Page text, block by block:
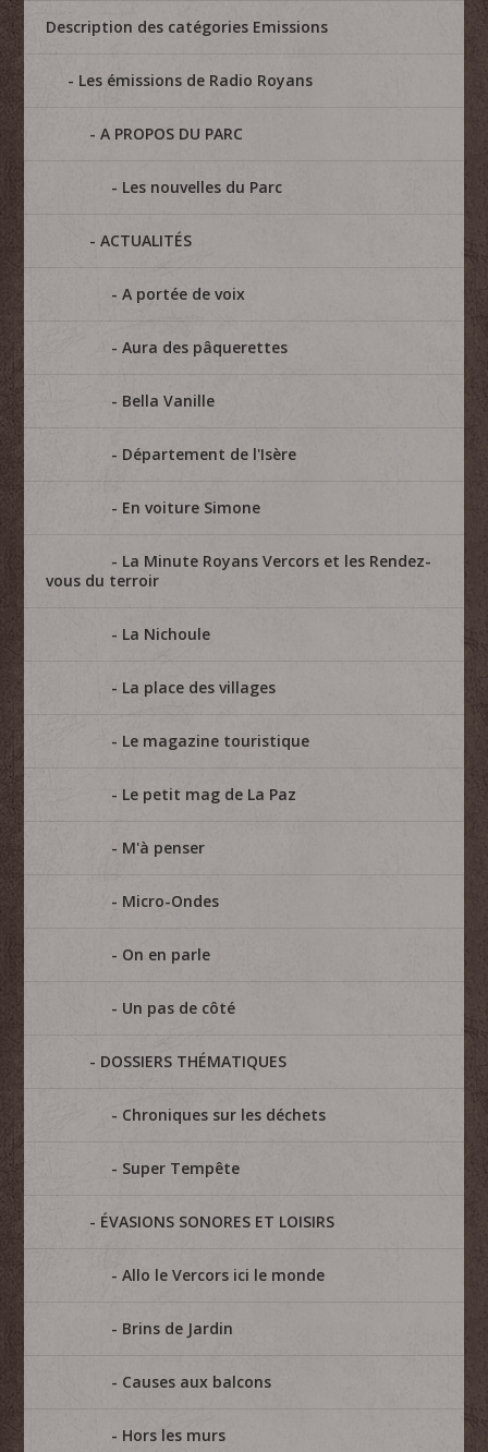
Description des catégories Emissions
Les émissions de Radio Royans
A PROPOS DU PARC
Les nouvelles du Parc
ACTUALITÉS
A portée de voix
Aura des pâquerettes
Bella Vanille
Département de l'Isère
En voiture Simone
La Minute Royans Vercors et les Rendez-
vous du terroir
La Nichoule
La place des villages
Le magazine touristique
Le petit mag de La Paz
M'à penser
Micro-Ondes
On en parle
Un pas de côté
DOSSIERS THÉMATIQUES
Chroniques sur les déchets
Super Tempête
ÉVASIONS SONORES ET LOISIRS
Allo le Vercors ici le monde
Brins de Jardin
Causes aux balcons
Hors les murs